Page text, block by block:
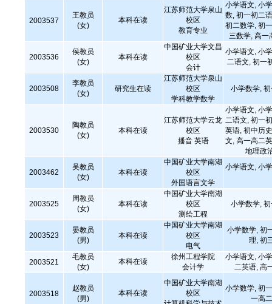
2003537
王教员
(女)
本科在读
江苏师范大学泉山
校区
教育专业
小学语文, 小
数, 初一初二
初二数学, 初
三数学, 高一
2003536
侯教员
(女)
本科在读
中国矿业大学文昌
校区
会计
小学语文, 小
二语文, 初一
2003508
李教员
(女)
研究生在读
江苏师范大学泉山
校区
学科教学数学
小学数学,
2003530
陶教员
(女)
本科在读
江苏师范大学云龙
校区
播音 英语
小学语文, 小
二语文, 初一
英语, 初中历
文, 高一高二
地理政
2003462
吴教员
(女)
本科在读
中国矿业大学南湖
校区
外国语言文学
小学语文, 小
2003525
周教员
(女)
本科在读
中国矿业大学南湖
校区
测绘工程
小学数学,
2003523
晏教员
(男)
本科在读
中国矿业大学南湖
校区
电气
小学数学, 初
理, 初
2003521
毛教员
(女)
本科在读
徐州工程学院
会计学
小学语文, 小
二英语, 高
2003518
赵教员
(男)
本科在读
中国矿业大学南湖
校区
小学数学, 初
一高